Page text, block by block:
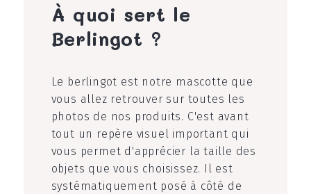
À quoi sert le
Berlingot ?
Le berlingot est notre mascotte que
vous allez retrouver sur toutes les
photos de nos produits. C'est avant
tout un repère visuel important qui
vous permet d'apprécier la taille des
objets que vous choisissez. Il est
systématiquement posé à côté de